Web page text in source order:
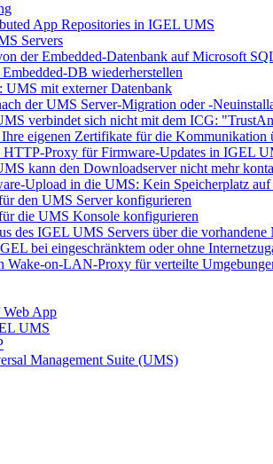
App Repositories in IGEL UMS
Servers
der Embedded-Datenbank auf Microsoft
DB wiederherstellen
UMS mit externer Datenbank
der UMS Server-Migration oder -
verbindet sich nicht mit dem ICG:
eigenen Zertifikate für die
HTTP-Proxy für Firmware-Updates in IGEL
kann den Downloadserver nicht mehr
Upload in die UMS: Kein Speicherplatz
den UMS Server konfigurieren
die UMS Konsole konfigurieren
des IGEL UMS Servers über die
bei eingeschränktem oder ohne
Wake-on-LAN-Proxy für verteilte
Web App
UMS
Management Suite (UMS)